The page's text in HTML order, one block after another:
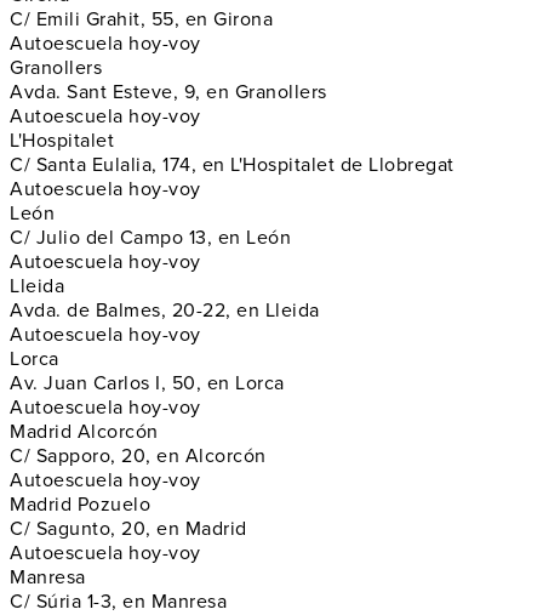
C/ Emili Grahit, 55, en Girona
Autoescuela hoy-voy
Granollers
Avda. Sant Esteve, 9, en Granollers
Autoescuela hoy-voy
L'Hospitalet
C/ Santa Eulalia, 174, en L'Hospitalet de Llobregat
Autoescuela hoy-voy
León
C/ Julio del Campo 13, en León
Autoescuela hoy-voy
Lleida
Avda. de Balmes, 20-22, en Lleida
Autoescuela hoy-voy
Lorca
Av. Juan Carlos I, 50, en Lorca
Autoescuela hoy-voy
Madrid Alcorcón
C/ Sapporo, 20, en Alcorcón
Autoescuela hoy-voy
Madrid Pozuelo
C/ Sagunto, 20, en Madrid
Autoescuela hoy-voy
Manresa
C/ Súria 1-3, en Manresa